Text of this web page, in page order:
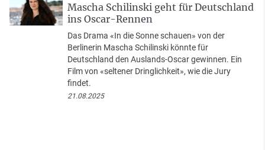
Mascha Schilinski geht für Deutschland
ins Oscar-Rennen
Das Drama «In die Sonne schauen» von der
Berlinerin Mascha Schilinski könnte für
Deutschland den Auslands-Oscar gewinnen. Ein
Film von «seltener Dringlichkeit», wie die Jury
findet.
21.08.2025